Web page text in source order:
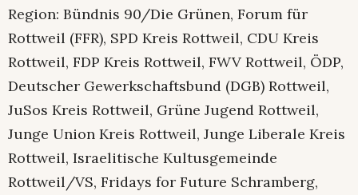
Region: Bündnis 90/Die Grünen, Forum für
Rottweil (FFR), SPD Kreis Rottweil, CDU Kreis
Rottweil, FDP Kreis Rottweil, FWV Rottweil, ÖDP,
Deutscher Gewerkschaftsbund (DGB) Rottweil,
JuSos Kreis Rottweil, Grüne Jugend Rottweil,
Junge Union Kreis Rottweil, Junge Liberale Kreis
Rottweil, Israelitische Kultusgemeinde
Rottweil/VS, Fridays for Future Schramberg,